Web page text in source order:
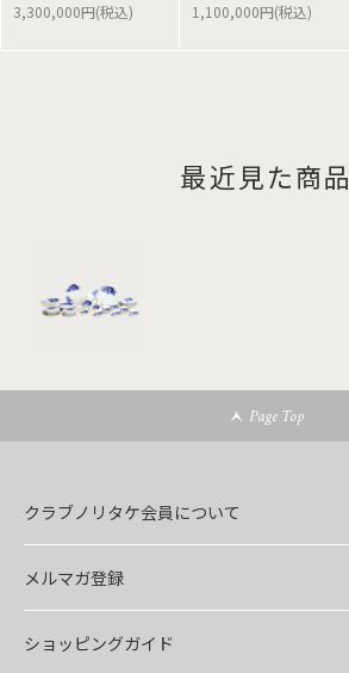
3,300,000円(税込) 1,100,000円(税込)
最近見た商品
Page Top
クラブノリタケ会員について
メルマガ登録
ショッピングガイド